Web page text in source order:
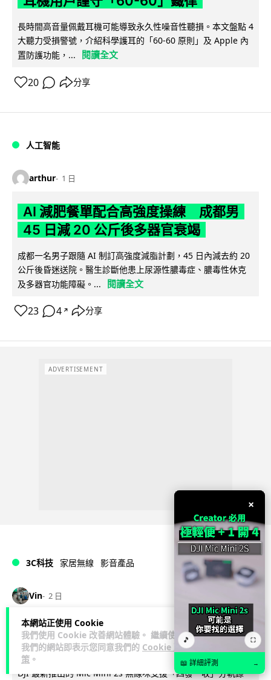
本網站正使用 Cookie
我們使用 Cookie 改善網站體驗。 繼續使用
我們的網站即表示您同意我們的 Cookie 政
策 。
長時間高音量佩戴耳機可能導致永久性噪音性聽損。本文盤點 4
大聽力受損警號，介紹科學護耳的「60-60 原則」及 Apple 內
置防護功能，...
閱讀全文
20 分享
人工智能
arthur 1 日
AI 減肥餐單配合高強度操練 成都男
45 日減 20 公斤後多器官衰竭
成都一名男子跟隨 AI 制訂高強度減脂計劃，45 日內減去約 20
公斤後昏迷送院。醫生診斷他患上尿源性膿毒症、膿毒性休克
及多器官功能障礙。...
閱讀全文
23 4 ↗ 分享
ADVERTISEMENT
3C科技 家居無線 影音產品
Vin 2 日
DJI Mic Mini 2s 實測 四發一收同步獨
立錄音 32-bit 防爆咪拍片必備
DJI 最新推出的 Mic Mini 2s 無線咪支援「四發一收」分軌錄
×
🎵 ⛶
📖 詳細評測 →